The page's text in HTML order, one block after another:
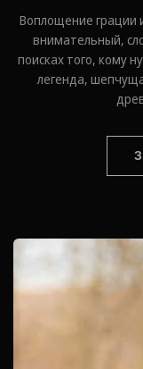
Воплощение грации
внимательный,
поисках того, кому
легенда,